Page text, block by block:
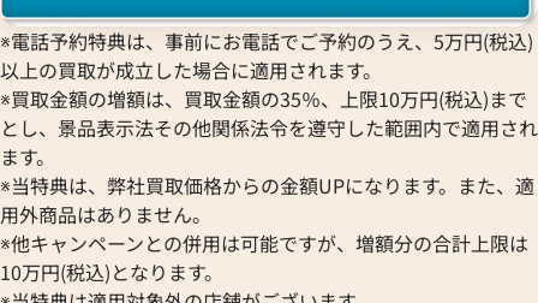
※電話予約特典は、事前にお電話でご予約のうえ、5万円(税込)
以上の買取が成立した場合に適用されます。
※買取金額の増額は、買取金額の35％、上限10万円(税込)まで
とし、景品表示法その他関係法令を遵守した範囲内で適用され
ます。
※当特典は、弊社買取価格からの金額UPになります。また、適
用外商品はありません。
※他キャンペーンとの併用は可能ですが、増額分の合計上限は
10万円(税込)となります。